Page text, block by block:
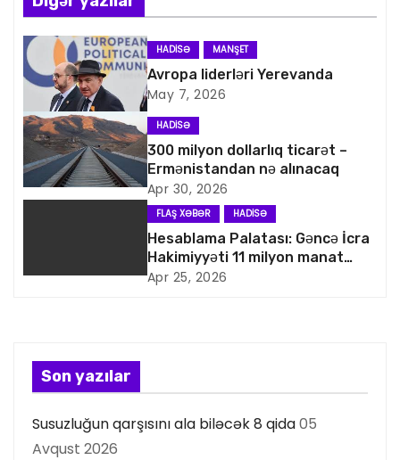
n
a
v
i
q
a
i
s
ı
HADISƏ MANŞET
Avropa liderləri Yerevanda
May 7, 2026
HADISƏ
300 milyon dollarlıq ticarət –
Ermənistandan nə alınacaq
Apr 30, 2026
FLAŞ XƏBƏR HADISƏ
Hesablama Palatası: Gəncə İcra
Hakimiyyəti 11 milyon manat
artıq xərcləyib
Apr 25, 2026
Son yazılar
Susuzluğun qarşısını ala biləcək 8 qida05
Avqust 2026